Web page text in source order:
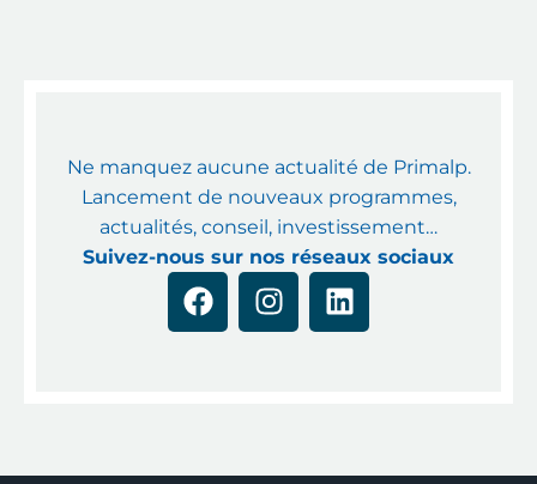
Ne manquez aucune actualité de Primalp.
Lancement de nouveaux programmes,
actualités, conseil, investissement…
Suivez-nous sur nos réseaux sociaux